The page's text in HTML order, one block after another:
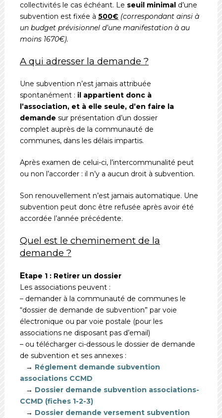
collectivités le cas échéant. Le seuil minimal d’une
subvention est fixée à 500€ (correspondant ainsi à
un budget prévisionnel d’une manifestation à au
moins 1670€).
A qui adresser la demande ?
Une subvention n’est jamais attribuée
spontanément : il appartient donc à
l’association, et à elle seule, d’en faire la
demande sur présentation d’un dossier
complet auprès de la communauté de
communes, dans les délais impartis.
Après examen de celui-ci, l’intercommunalité peut
ou non l’accorder : il n’y a aucun droit à subvention.
Son renouvellement n’est jamais automatique. Une
subvention peut donc être refusée après avoir été
accordée l’année précédente.
Quel est le cheminement de la
demande ?
Etape 1 : Retirer un dossier
Les associations peuvent :
– demander à la communauté de communes le
“dossier de demande de subvention” par voie
électronique ou par voie postale (pour les
associations ne disposant pas d’email)
– ou télécharger ci-dessous le dossier de demande
de subvention et ses annexes :
→ Réglement demande subvention
associations CCMD
→ Dossier demande subvention associations-
CCMD (fiches 1-2-3)
→ Dossier demande versement subvention